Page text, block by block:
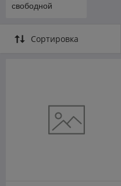
свободной
Сортировка